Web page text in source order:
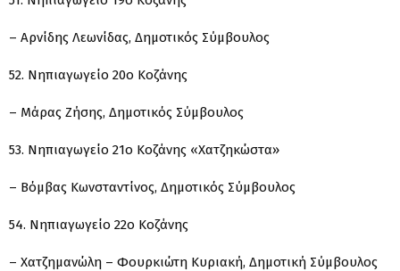
– Αρνίδης Λεωνίδας, Δημοτικός Σύμβουλος
52. Νηπιαγωγείο 20ο Κοζάνης
– Μάρας Ζήσης, Δημοτικός Σύμβουλος
53. Νηπιαγωγείο 21ο Κοζάνης «Χατζηκώστα»
– Βόμβας Κωνσταντίνος, Δημοτικός Σύμβουλος
54. Νηπιαγωγείο 22ο Κοζάνης
– Χατζημανώλη – Φουρκιώτη Κυριακή, Δημοτική Σύμβουλος